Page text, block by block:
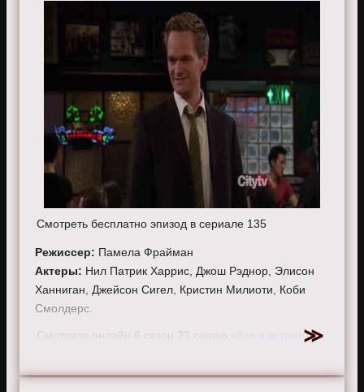
Смотреть бесплатно эпизод в сериале 135
Режиссер: Памела Фрайман
Актеры: Нил Патрик Харрис, Джош Рэднор, Элисон
Ханниган, Джейсон Сигел, Кристин Милиоти, Коби
Смолдерс.
Смотрите онлайн 6 сезон 23 серию « Как я встретил
телефоне, планшете, пк или телевизоре на сайте